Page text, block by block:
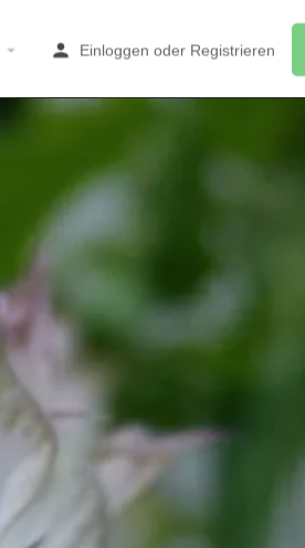
Einloggen oder Registrieren